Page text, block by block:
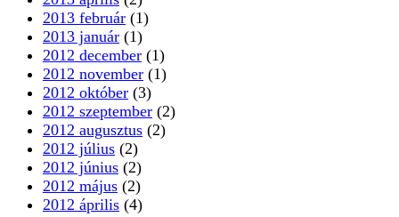
2013 február (1)
2013 január (1)
2012 december (1)
2012 november (1)
2012 október (3)
2012 szeptember (2)
2012 augusztus (2)
2012 július (2)
2012 június (2)
2012 május (2)
2012 április (4)